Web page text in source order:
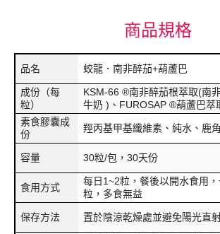
商品規格
品名 蛟龍．南非醉茄+葫蘆巴
成份（每
粒）
KSM-66 ®南非醉茄根萃取(南
牛奶 )、FUROSAP ®葫蘆巴萃
素食膠囊成
份
羥丙基甲基纖維素、純水、鹿
容量 30粒/包，30天份
食用方式
每日1~2粒，餐後以開水食用
粒，多食無益
保存方法 置於陰涼乾燥處並避免陽光直